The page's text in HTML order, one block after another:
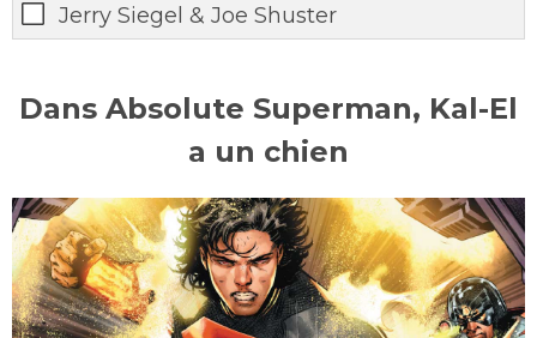
Jerry Siegel & Joe Shuster
Dans Absolute Superman, Kal-El
a un chien